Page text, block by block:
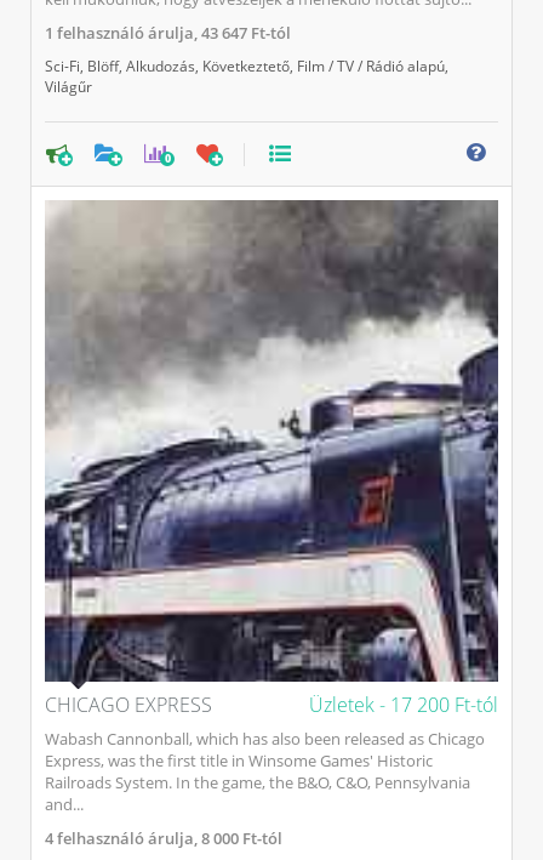
1 felhasználó árulja,43 647 Ft-tól
Sci-Fi Blöff, Alkudozás Következtető Film / TV / Rádió alapú
Világűr
0
Üzletek - 17 200 Ft-tól
CHICAGO EXPRESS
Wabash Cannonball, which has also been released as Chicago
Express, was the first title in Winsome Games' Historic
Railroads System. In the game, the B&O, C&O, Pennsylvania
and...
4felhasználó árulja,8 000 Ft-tól